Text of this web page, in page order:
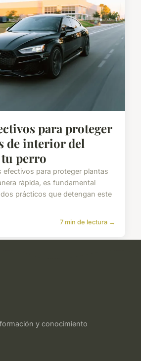
para proteger
de interior del
perro
efectivos para proteger plantas
rápida, es fundamental
prácticos que detengan este
7 min de lectura →
y conocimiento